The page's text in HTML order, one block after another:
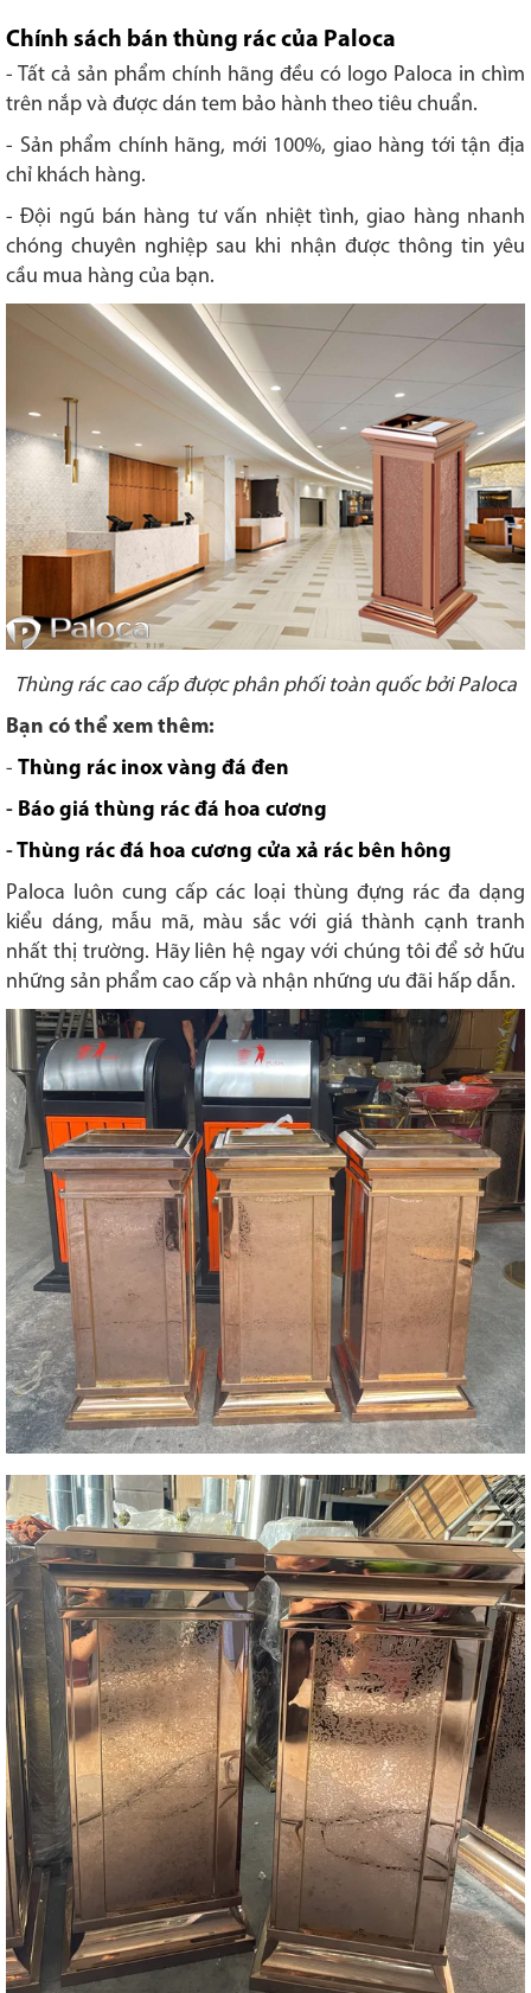
Chính sách bán thùng rác của Paloca
- Tất cả sản phẩm chính hãng đều có logo Paloca in chìm
trên nắp và được dán tem bảo hành theo tiêu chuẩn.
- Sản phẩm chính hãng, mới 100%, giao hàng tới tận địa
chỉ khách hàng.
-Đội ngũ bán hàng tư vấn nhiệt tình, giao hàng nhanh
chóng chuyên nghiệp sau khi nhận được thông tin yêu
cầu mua hàng của bạn.
Thùng rác cao cấp được phân phối toàn quốc bởi Paloca
Bạn có thể xem thêm:
- Thùng rác inox vàng đá đen
- Báo giá thùng rác đá hoa cương
-Thùng rác đá hoa cương cửa xả rác bên hông
Paloca luôn cung cấp các loại thùng đựng rác đa dạng
kiểu dáng, mẫu mã, màu sắc với giá thành cạnh tranh
nhất thị trường. Hãy liên hệ ngay với chúng tôi để sở hữu
những sản phẩm cao cấp và nhận những ưu đãi hấp dẫn.